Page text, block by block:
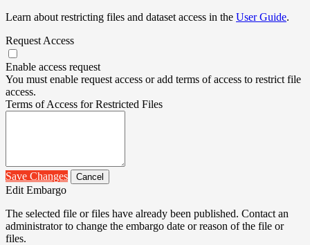
Learn about restricting files and dataset access in the User Guide.
Request Access
Enable access request
You must enable request access or add terms of access to restrict file
access.
Terms of Access for Restricted Files
Save Changes Cancel
Edit Embargo
The selected file or files have already been published. Contact an
administrator to change the embargo date or reason of the file or
files.